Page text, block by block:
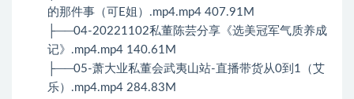
的那件事（可E姐）.mp4.mp4 407.91M
├──04-20221102私董陈芸分享《选美冠军气质养成
记》.mp4.mp4 140.61M
├──05-萧大业私董会武夷山站-直播带货从0到1（艾
乐）.mp4.mp4 284.83M